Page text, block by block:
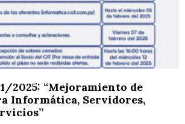
2025: “Mejoramiento de
Informática, Servidores,